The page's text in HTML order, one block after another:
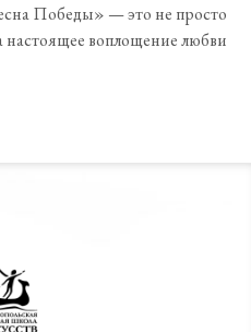
Победы» — это не просто
настоящее воплощение любви